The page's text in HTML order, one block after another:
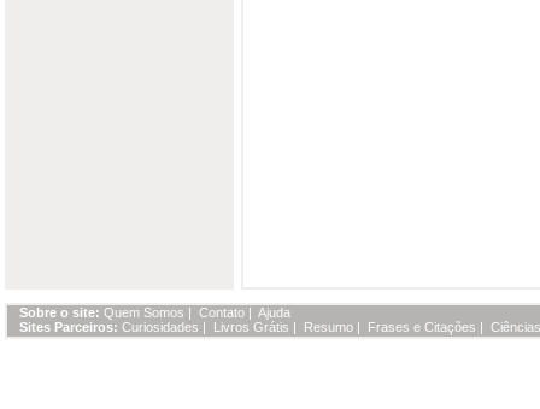
Sobre o site: Quem Somos | Contato | Ajuda
Sites Parceiros: Curiosidades | Livros Grátis | Resumo | Frases e Citações |